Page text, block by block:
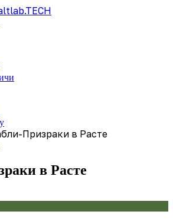
Призраки в Расте
в Расте